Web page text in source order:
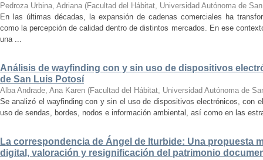
Pedroza Urbina, Adriana (Facultad del Hábitat, Universidad Autónoma de
En las últimas décadas, la expansión de cadenas comerciales ha
como la percepción de calidad dentro de distintos mercados. En ese
una ...
Análisis de wayfinding con y sin uso de dispositivos
de San Luis Potosí
Alba Andrade, Ana Karen (Facultad del Hábitat, Universidad Autónoma de
Se analizó el wayfinding con y sin el uso de dispositivos electrónicos, con
uso de sendas, bordes, nodos e información ambiental, así como en las
La correspondencia de Ángel de Iturbide: Una propuesta
digital, valoración y resignificación del patrimonio